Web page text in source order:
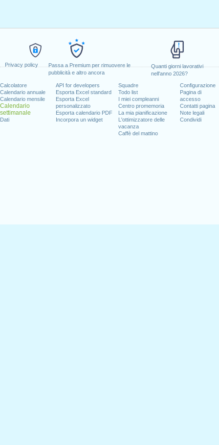
Privacy policy
Passa a Premium per rimuovere le
pubblicità e altro ancora
Quanti giorni lavorativi
nell'anno 2026?
Calcolatore
Calendario annuale
Calendario mensile
Calendario
settimanale
Dati
API for developers
Esporta Excel standard
Esporta Excel
personalizzato
Esporta calendario PDF
Incorpora un widget
Squadre
Todo list
I miei compleanni
Centro promemoria
La mia pianificazione
L'ottimizzatore delle
vacanza
Caffè del mattino
Configurazione
Pagina di
accesso
Contatti pagina
Note legali
Condividi